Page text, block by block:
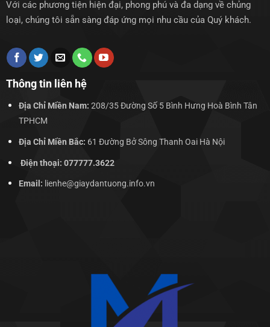
Với các phương tiện hiện đại, phong phú và đa dạng về chủng
loại, chúng tôi sẵn sàng đáp ứng mọi nhu cầu của Quý khách.
Thông tin liên hệ
Địa Chỉ Miền Nam: 208/35 Đường Số 5 Bình Hưng Hoà Bình Tân
TPHCM
Địa Chỉ Miền Bắc: 61 Đường Bở Sông Thanh Oai Hà Nội
Điện thoại: 077777.3622
Email: lienhe@giaydantuong.info.vn